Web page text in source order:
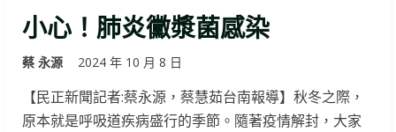
小心！肺炎黴漿菌感染
蔡 永源 2024 年 10 月 8 日
【民正新聞記者:蔡永源，蔡慧茹台南報導】秋冬之際，
原本就是呼吸道疾病盛行的季節。隨著疫情解封，大家